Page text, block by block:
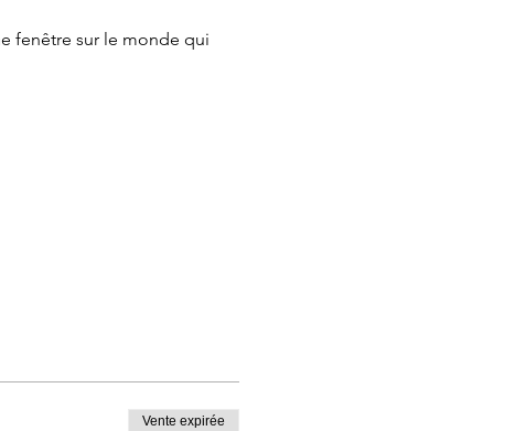
fenêtre sur le monde qui
Vente expirée